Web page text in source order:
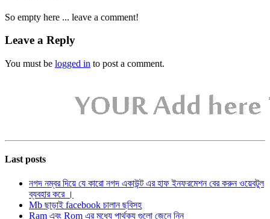
So empty here ... leave a comment!
Leave a Reply
You must be logged in to post a comment.
Last posts
নগদ নম্বর দিয়ে যে কারো নগদ একাউন্ট এর হাফ ইনফরমেশন বের করুন ওয়েবটুল
ব্যবহার করে ।
Mb ছাড়াই facebook চালান ছবিসহ
Ram এবং Rom এর মধ্যে পার্থক্য গুলো জেনে নিন